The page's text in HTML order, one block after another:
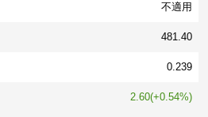
不適用
481.40
0.239
2.60(+0.54%)